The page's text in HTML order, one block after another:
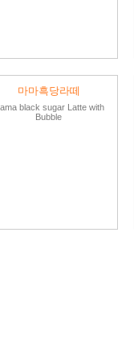
마마흑당라떼
black sugar Latte with
Bubble